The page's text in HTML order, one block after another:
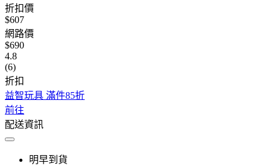
折扣價
$607
網路價
$690
4.8
(6)
折扣
益智玩具 滿件85折
前往
配送資訊
明早到貨